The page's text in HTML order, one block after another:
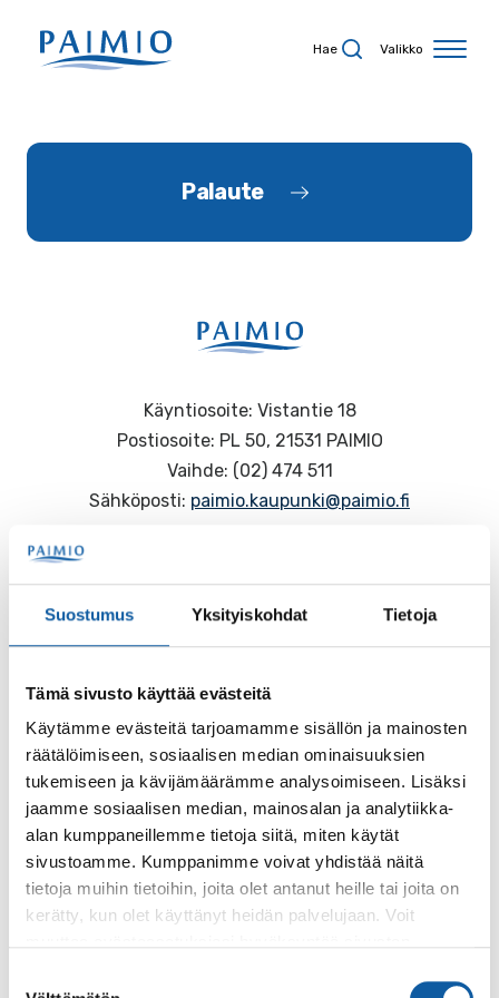
Suostumus Yksityiskohdat Tietoja
Tämä sivusto käyttää evästeitä
Käytämme evästeitä tarjoamamme sisällön ja mainosten
räätälöimiseen, sosiaalisen median ominaisuuksien
tukemiseen ja kävijämäärämme analysoimiseen. Lisäksi
jaamme sosiaalisen median, mainosalan ja analytiikka-
alan kumppaneillemme tietoja siitä, miten käytät
sivustoamme. Kumppanimme voivat yhdistää näitä
tietoja muihin tietoihin, joita olet antanut heille tai joita on
kerätty, kun olet käyttänyt heidän palvelujaan. Voit
Hae Valikko
Palaute
Käyntiosoite: Vistantie 18
Postiosoite: PL 50, 21531 PAIMIO
Vaihde: (02) 474 511
Sähköposti: paimio.kaupunki@paimio.fi
FacebookInstagramYoutube
Paimio-tieto
Tietoa Paimiosta
Karttapalvelu
Kuntakortti
Paimion mediapankki
Asiointi
Yhteystietohaku
Palvelupiste
Asiakirjojen
julkisuuskuvaus
Avoimet työpaikat